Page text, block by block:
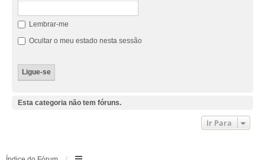
Lembrar-me
Ocultar o meu estado nesta sessão
Esta categoria não tem fóruns.
Ir Para